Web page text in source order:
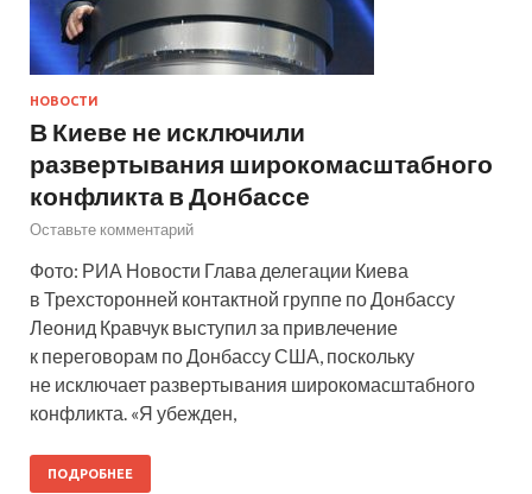
НОВОСТИ
В Киеве не исключили
развертывания широкомасштабного
конфликта в Донбассе
Оставьте комментарий
Фото: РИА Новости Глава делегации Киева
в Трехсторонней контактной группе по Донбассу
Леонид Кравчук выступил за привлечение
к переговорам по Донбассу США, поскольку
не исключает развертывания широкомасштабного
конфликта. «Я убежден,
ПОДРОБНЕЕ